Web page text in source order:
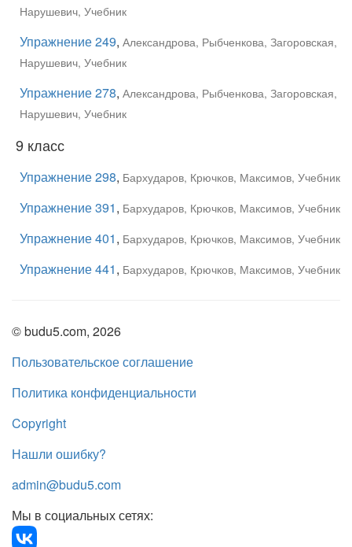
Нарушевич, Учебник
Упражнение 249, Александрова, Рыбченкова, Загоровская,
Нарушевич, Учебник
Упражнение 278, Александрова, Рыбченкова, Загоровская,
Нарушевич, Учебник
9 класс
Упражнение 298, Бархударов, Крючков, Максимов, Учебник
Упражнение 391, Бархударов, Крючков, Максимов, Учебник
Упражнение 401, Бархударов, Крючков, Максимов, Учебник
Упражнение 441, Бархударов, Крючков, Максимов, Учебник
© budu5.com, 2026
Пользовательское соглашение
Политика конфиденциальности
Copyright
Нашли ошибку?
admin@budu5.com
Мы в социальных сетях: